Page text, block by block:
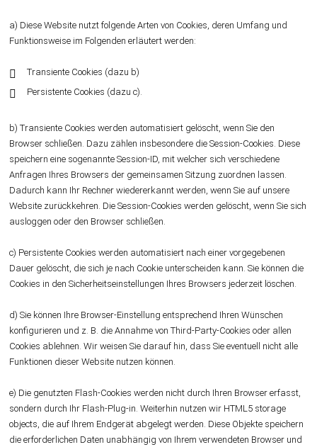
a) Diese Website nutzt folgende Arten von Cookies, deren Umfang und
Funktionsweise im Folgenden erläutert werden:
Transiente Cookies (dazu b)
Persistente Cookies (dazu c).
b) Transiente Cookies werden automatisiert gelöscht, wenn Sie den
Browser schließen. Dazu zählen insbesondere die Session-Cookies. Diese
speichern eine sogenannte Session-ID, mit welcher sich verschiedene
Anfragen Ihres Browsers der gemeinsamen Sitzung zuordnen lassen.
Dadurch kann Ihr Rechner wiedererkannt werden, wenn Sie auf unsere
Website zurückkehren. Die Session-Cookies werden gelöscht, wenn Sie sich
ausloggen oder den Browser schließen.
c) Persistente Cookies werden automatisiert nach einer vorgegebenen
Dauer gelöscht, die sich je nach Cookie unterscheiden kann. Sie können die
Cookies in den Sicherheitseinstellungen Ihres Browsers jederzeit löschen.
d) Sie können Ihre Browser-Einstellung entsprechend Ihren Wünschen
konfigurieren und z. B. die Annahme von Third-Party-Cookies oder allen
Cookies ablehnen. Wir weisen Sie darauf hin, dass Sie eventuell nicht alle
Funktionen dieser Website nutzen können.
e) Die genutzten Flash-Cookies werden nicht durch Ihren Browser erfasst,
sondern durch Ihr Flash-Plug-in. Weiterhin nutzen wir HTML5 storage
objects, die auf Ihrem Endgerät abgelegt werden. Diese Objekte speichern
die erforderlichen Daten unabhängig von Ihrem verwendeten Browser und